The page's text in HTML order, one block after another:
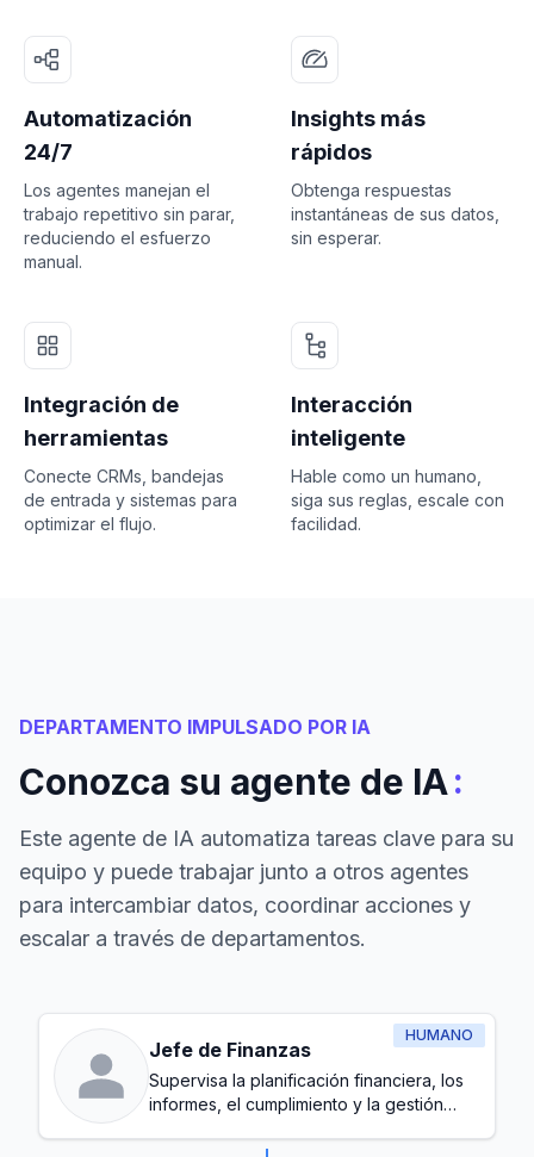
Automatización
24/7
Los agentes manejan el
trabajo repetitivo sin parar,
reduciendo el esfuerzo
manual.
Insights más
rápidos
Obtenga respuestas
instantáneas de sus datos,
sin esperar.
Integración de
herramientas
Conecte CRMs, bandejas
de entrada y sistemas para
optimizar el flujo.
Interacción
inteligente
Hable como un humano,
siga sus reglas, escale con
facilidad.
DEPARTAMENTO IMPULSADO POR IA
Conozca su agente de IA:
Este agente de IA automatiza tareas clave para su
equipo y puede trabajar junto a otros agentes
para intercambiar datos, coordinar acciones y
escalar a través de departamentos.
HUMANO
Jefe de Finanzas
Supervisa la planificación financiera, los
informes, el cumplimiento y la gestión